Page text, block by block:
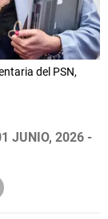
del PSN,
JUNIO, 2026 -